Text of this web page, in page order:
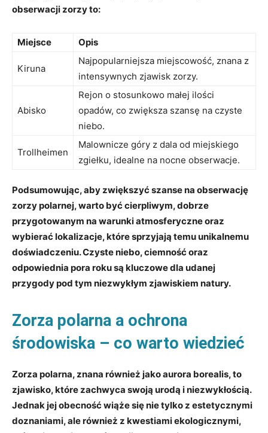
obserwacji zorzy to:
Miejsce Opis
Kiruna
Najpopularniejsza miejscowość, znana z
intensywnych zjawisk zorzy.
Abisko
Rejon o stosunkowo małej ilości
opadów, co zwiększa szansę na czyste
niebo.
Trollheimen
Malownicze góry z dala od miejskiego
zgiełku, idealne na nocne obserwacje.
Podsumowując, aby zwiększyć szanse na obserwację
zorzy polarnej, warto być cierpliwym, dobrze
przygotowanym na warunki atmosferyczne oraz
wybierać lokalizacje, które sprzyjają temu unikalnemu
doświadczeniu. Czyste niebo, ciemność oraz
odpowiednia pora roku są kluczowe dla udanej
przygody pod tym niezwykłym zjawiskiem natury.
Zorza polarna a ochrona
środowiska – co warto wiedzieć
Zorza polarna, znana również jako aurora borealis, to
zjawisko, które zachwyca swoją urodą i niezwykłością.
Jednak jej obecność wiąże się nie tylko z estetycznymi
doznaniami, ale również z kwestiami ekologicznymi,